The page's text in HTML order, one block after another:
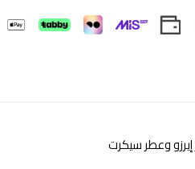
وعطر سيكرت